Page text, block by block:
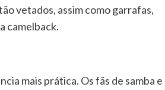
vetados, assim como garrafas,
camelback.
mais prática. Os fãs de samba e